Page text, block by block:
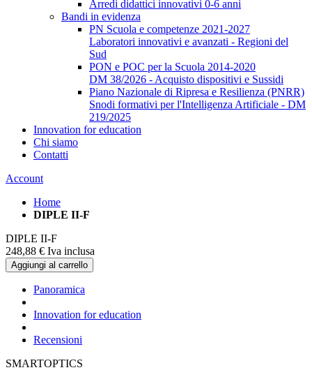
Arredi didattici innovativi 0-6 anni
Bandi in evidenza
PN Scuola e competenze 2021-2027
Laboratori innovativi e avanzati - Regioni del
Sud
PON e POC per la Scuola 2014-2020
DM 38/2026 - Acquisto dispositivi e Sussidi
Piano Nazionale di Ripresa e Resilienza (PNRR)
Snodi formativi per l'Intelligenza Artificiale - DM
219/2025
Innovation for education
Chi siamo
Contatti
Account
Home
DIPLE II-F
DIPLE II-F
248,88 € Iva inclusa
Aggiungi al carrello
Panoramica
Innovation for education
Recensioni
SMARTOPTICS